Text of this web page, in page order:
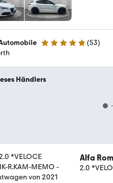
4.8 Sterne (53)
Händlers
Alfa
2.0